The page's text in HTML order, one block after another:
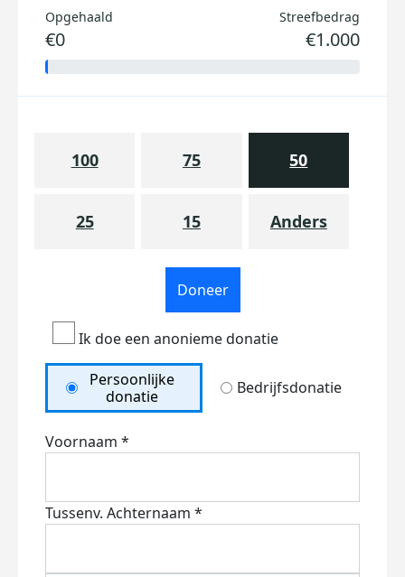
Opgehaald
€0
Streefbedrag
€1.000
100 75 50
25 15 Anders
Doneer
Ik doe een anonieme donatie
Persoonlijke
donatie
Bedrijfsdonatie
Voornaam *
Tussenv. Achternaam *